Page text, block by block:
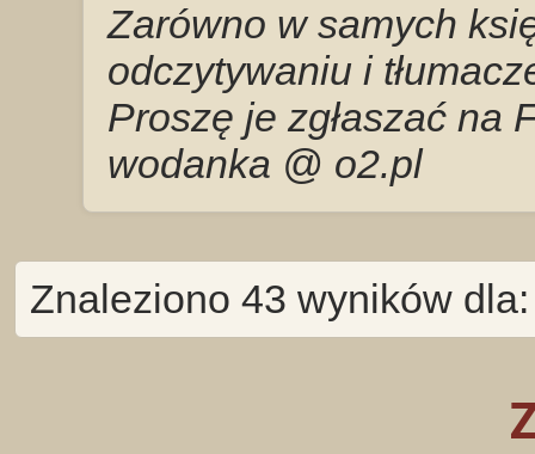
Zarówno w samych
odczytywaniu i
Proszę je zgłaszać na
wodanka @ o2.pl
Znaleziono 43 wyników